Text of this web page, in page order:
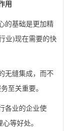
用
基础是更加精
业)现在需要的快
缝集成，而不
至关重要。
各业的企业使
等好处。